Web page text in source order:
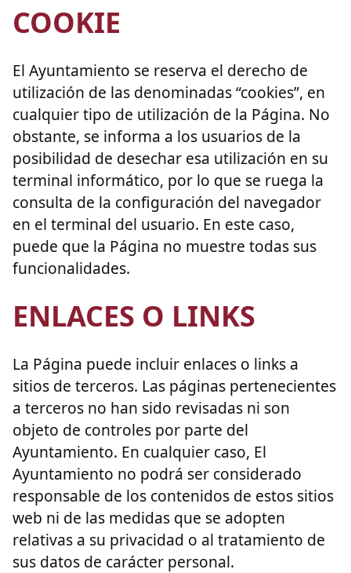
COOKIE
El Ayuntamiento se reserva el derecho de
utilización de las denominadas “cookies”, en
cualquier tipo de utilización de la Página. No
obstante, se informa a los usuarios de la
posibilidad de desechar esa utilización en su
terminal informático, por lo que se ruega la
consulta de la configuración del navegador
en el terminal del usuario. En este caso,
puede que la Página no muestre todas sus
funcionalidades.
ENLACES O LINKS
La Página puede incluir enlaces o links a
sitios de terceros. Las páginas pertenecientes
a terceros no han sido revisadas ni son
objeto de controles por parte del
Ayuntamiento. En cualquier caso, El
Ayuntamiento no podrá ser considerado
responsable de los contenidos de estos sitios
web ni de las medidas que se adopten
relativas a su privacidad o al tratamiento de
sus datos de carácter personal.